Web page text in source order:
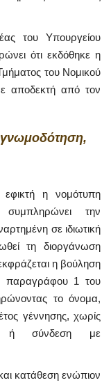
του Υπουργείου
ότι εκδόθηκε η
του Νομικού
αποδεκτή από τον
η νομότυπη
την
σε ιδιωτική
τη διοργάνωση
η βούληση
παραγράφου 1 του
το όνομα,
γέννησης, χωρίς
ή σύνδεση με
κατάθεση ενώπιον